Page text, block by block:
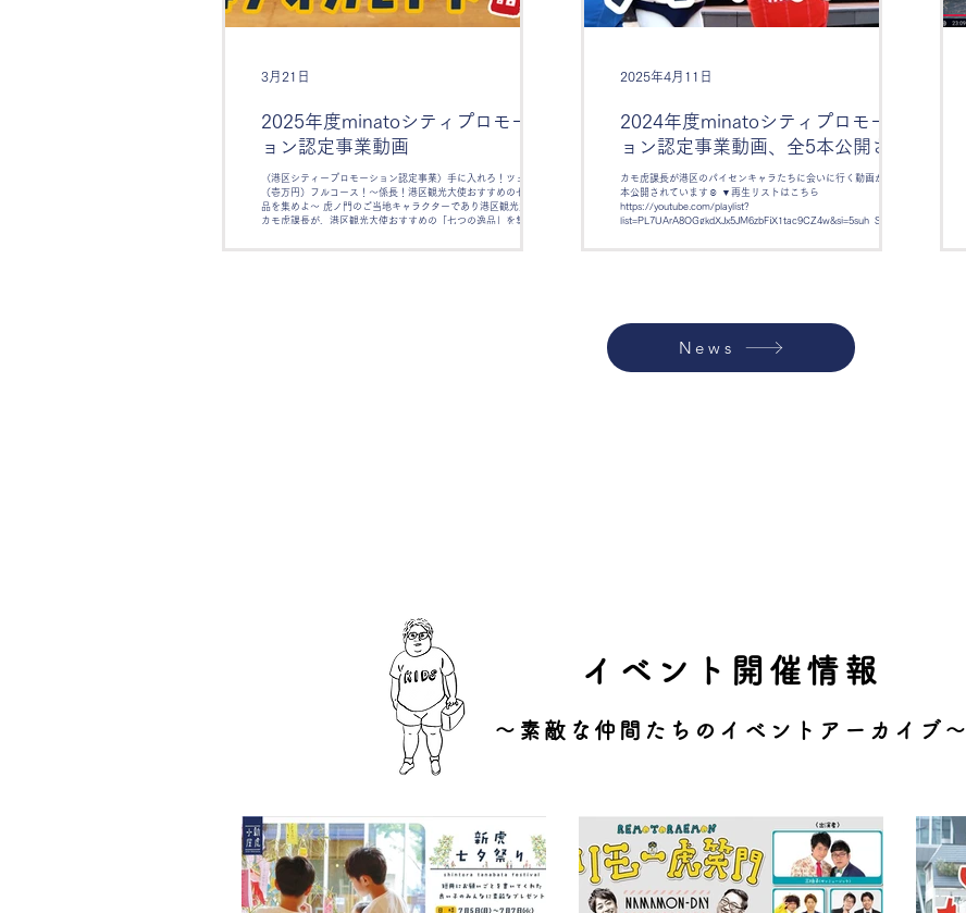
2025年度minatoシティプロモーシ
ョン認定事業動画
〈港区シティープロモーション認定事業〉手に入れろ！ツェーマン
（壱万円）フルコース！〜係長！港区観光大使おすすめの七つの逸
品を集めよ〜 虎ノ門のご当地キャラクターであり港区観光大使の
カモ虎課長が、港区観光大使おすすめの「七つの逸品」を集めてご
▼再生リスト https://youtube.com/playlist?list=PL7UArA8QGgkc-
3月21日
2024年度minatoシティプロモーシ
ョン認定事業動画、全5本公開され
ました
カモ虎課長が港区のパイセンキャラたちに会いに行く動画が、全5
本公開されています☺️ ▼再生リストはこちら
https://youtube.com/playlist?
list=PL7UArA8QGgkdXJx5JM6zbFjX1tac9CZ4w&si=5suh_S_z1KEy.
2025年4月11日
News
イベント開催情報
〜素敵な仲間たちのイベントアーカイブ〜